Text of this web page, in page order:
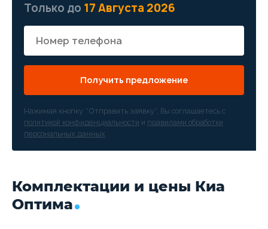
Только до 17 Августа 2026
Получить предложение
Нажимая кнопку “Отправить заявку”, Вы соглашаетесь с
политикой конфиденциальности и правилами обработки
персональных данных
Комплектации и цены Киа
Оптима